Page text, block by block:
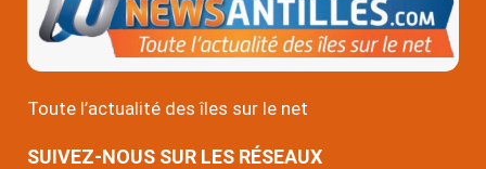
Toute l’actualité des îles sur le net
SUIVEZ-NOUS SUR LES RÉSEAUX